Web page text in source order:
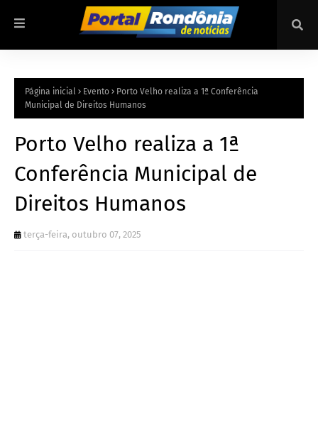
Página inicial Evento
Porto Velho realiza a 1ª Conferência
Municipal de Direitos Humanos
Porto Velho realiza a 1ª
Conferência Municipal de
Direitos Humanos
terça-feira, outubro 07, 2025